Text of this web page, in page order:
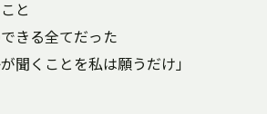
と
きる全てだった
聞くことを私は願うだけ」